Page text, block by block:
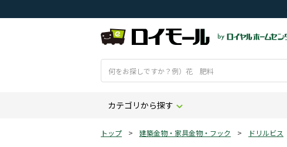
カテゴリから探す
トップ > 建築金物・家具金物・フック > ドリルビス